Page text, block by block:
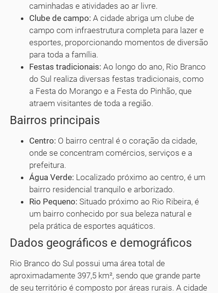
caminhadas e atividades ao ar livre.
Clube de campo: A cidade abriga um clube de
campo com infraestrutura completa para lazer e
esportes, proporcionando momentos de diversão
para toda a família.
Festas tradicionais: Ao longo do ano, Rio Branco
do Sul realiza diversas festas tradicionais, como
a Festa do Morango e a Festa do Pinhão, que
atraem visitantes de toda a região.
Bairros principais
Centro: O bairro central é o coração da cidade,
onde se concentram comércios, serviços e a
prefeitura.
Água Verde: Localizado próximo ao centro, é um
bairro residencial tranquilo e arborizado.
Rio Pequeno: Situado próximo ao Rio Ribeira, é
um bairro conhecido por sua beleza natural e
pela prática de esportes aquáticos.
Dados geográficos e demográficos
Rio Branco do Sul possui uma área total de
aproximadamente 397,5 km², sendo que grande parte
de seu território é composto por áreas rurais. A cidade